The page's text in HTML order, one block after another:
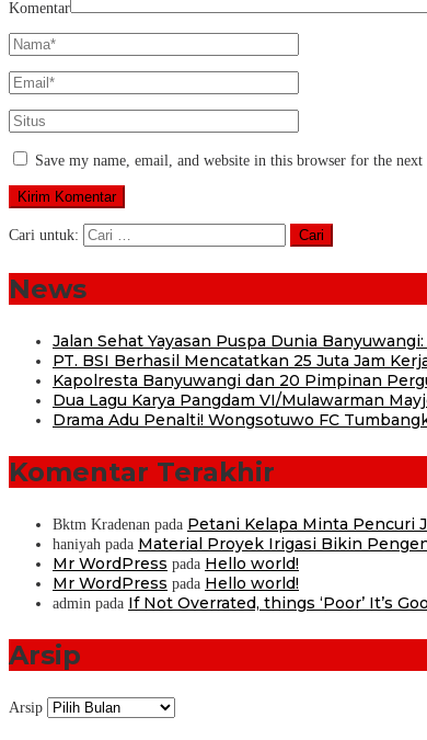
Komentar
Save my name, email, and website in this browser for the next
Cari untuk:
News
Jalan Sehat Yayasan Puspa Dunia
PT. BSI Berhasil Mencatatkan 25 Juta Jam
Kapolresta Banyuwangi dan 20 Pimpinan
Dua Lagu Karya Pangdam VI/Mulawarman
Drama Adu Penalti! Wongsotuwo FC
Komentar Terakhir
Bktm Kradenan pada Petani Kelapa Minta Pencuri
haniyah pada Material Proyek Irigasi Bikin
Mr WordPress pada Hello world!
Mr WordPress pada Hello world!
admin pada If Not Overrated, things ‘Poor’ It’s
Arsip
Arsip